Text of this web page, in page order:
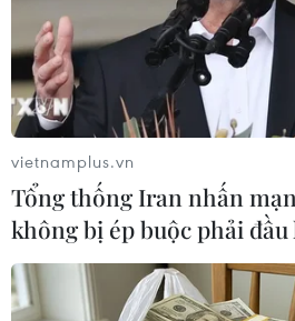
Theo dõi VietnamPlus
TIN LIÊN QUAN
vietnamplus.vn
Tổng thống Iran nhấn
không bị ép buộc phải đầu